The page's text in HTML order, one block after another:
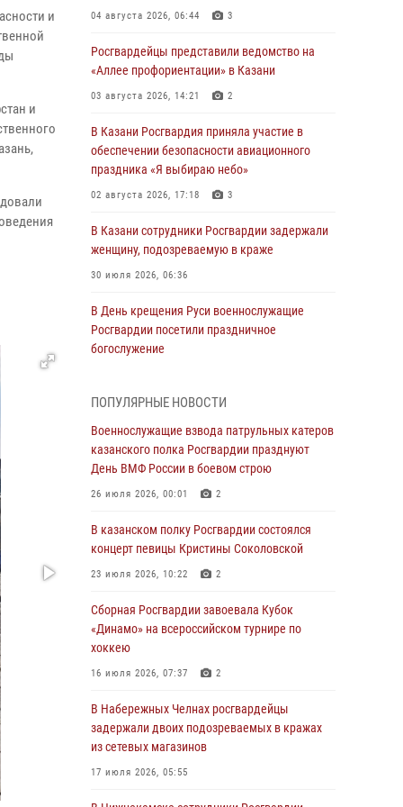
и
и
04 августа 2026, 06:44 3
Росгвардейцы представили ведомство на
«Аллее профориентации» в Казани
03 августа 2026, 14:21 2
В Казани Росгвардия приняла участие в
обеспечении безопасности авиационного
праздника «Я выбираю небо»
02 августа 2026, 17:18 3
В Казани сотрудники Росгвардии задержали
женщину, подозреваемую в краже
30 июля 2026, 06:36
В День крещения Руси военнослужащие
Росгвардии посетили праздничное
богослужение
Военнослужащие взвода патрульных катеров
казанского полка Росгвардии празднуют
День ВМФ России в боевом строю
26 июля 2026, 00:01 2
«бронзу» в окружном этапе конкурса
профессионального мастерства
24 июля 2026, 15:05 4
В казанском полку Росгвардии состоялся
концерт певицы Кристины Соколовской
23 июля 2026, 10:22
задержали подозреваемого в краже
23 июля 2026, 06:47
В Казани Росгвардия приняла участие в
ПОПУЛЯРНЫЕ НОВОСТИ
Военнослужащие взвода патрульных катеров
казанского полка Росгвардии празднуют
День ВМФ России в боевом строю
26 июля 2026, 00:01 2
В казанском полку Росгвардии состоялся
концерт певицы Кристины Соколовской
23 июля 2026, 10:22 2
Сборная Росгвардии завоевала Кубок
«Динамо» на всероссийском турнире по
хоккею
16 июля 2026, 07:37 2
В Набережных Челнах росгвардейцы
задержали двоих подозреваемых в кражах
из сетевых магазинов
17 июля 2026, 05:55